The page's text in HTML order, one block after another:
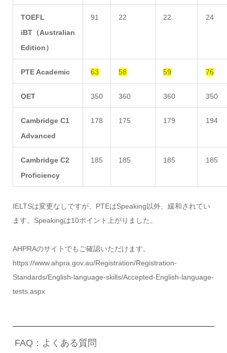
TOEFL
iBT（Australian
Edition）
91 22 22 24
PTE Academic 63 58 59 76
OET 350 360 360 350
Cambridge C1
Advanced
178 175 179 194
Cambridge C2
Proficiency
185 185 185 185
IELTSは変更なしですが、PTEはSpeaking以外、緩和されてい
ます。Speakingは10ポイント上がりました。
AHPRAのサイトでもご確認いただけます。
https://www.ahpra.gov.au/Registration/Registration-
Standards/English-language-skills/Accepted-English-language-
tests.aspx
FAQ：よくある質問